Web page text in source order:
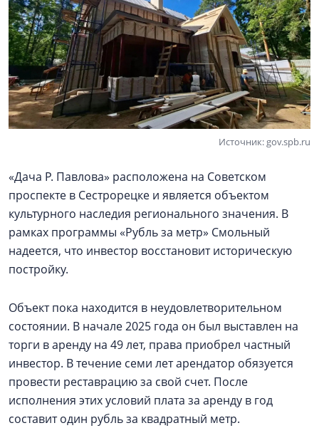
Источник: gov.spb.ru
«Дача Р. Павлова» расположена на Советском
проспекте в Сестрорецке и является объектом
культурного наследия регионального значения. В
рамках программы «Рубль за метр» Смольный
надеется, что инвестор восстановит историческую
постройку.
Объект пока находится в неудовлетворительном
состоянии. В начале 2025 года он был выставлен на
торги в аренду на 49 лет, права приобрел частный
инвестор. В течение семи лет арендатор обязуется
провести реставрацию за свой счет. После
исполнения этих условий плата за аренду в год
составит один рубль за квадратный метр.